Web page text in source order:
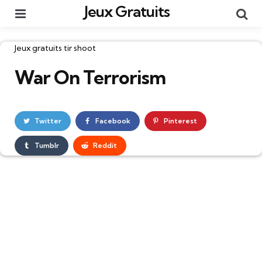
Jeux Gratuits
Catégories
Jeux gratuits tir shoot
War On Terrorism
Twitter Facebook Pinterest
Tumblr Reddit